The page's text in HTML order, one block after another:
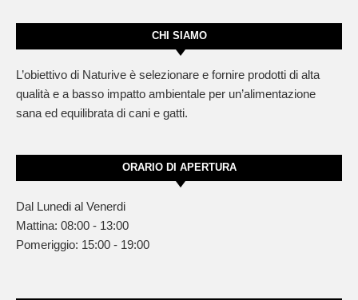
CHI SIAMO
L’obiettivo di Naturive è selezionare e fornire prodotti di alta
qualità e a basso impatto ambientale per un’alimentazione
sana ed equilibrata di cani e gatti.
ORARIO DI APERTURA
Dal Lunedi al Venerdi
Mattina: 08:00 - 13:00
Pomeriggio: 15:00 - 19:00